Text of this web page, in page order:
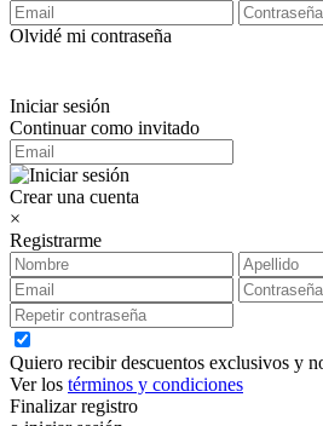
Olvidé mi contraseña
Iniciar sesión
Continuar como invitado
Crear una cuenta
×
Registrarme
Quiero recibir descuentos exclusivos y
Ver los términos y condiciones
Finalizar registro